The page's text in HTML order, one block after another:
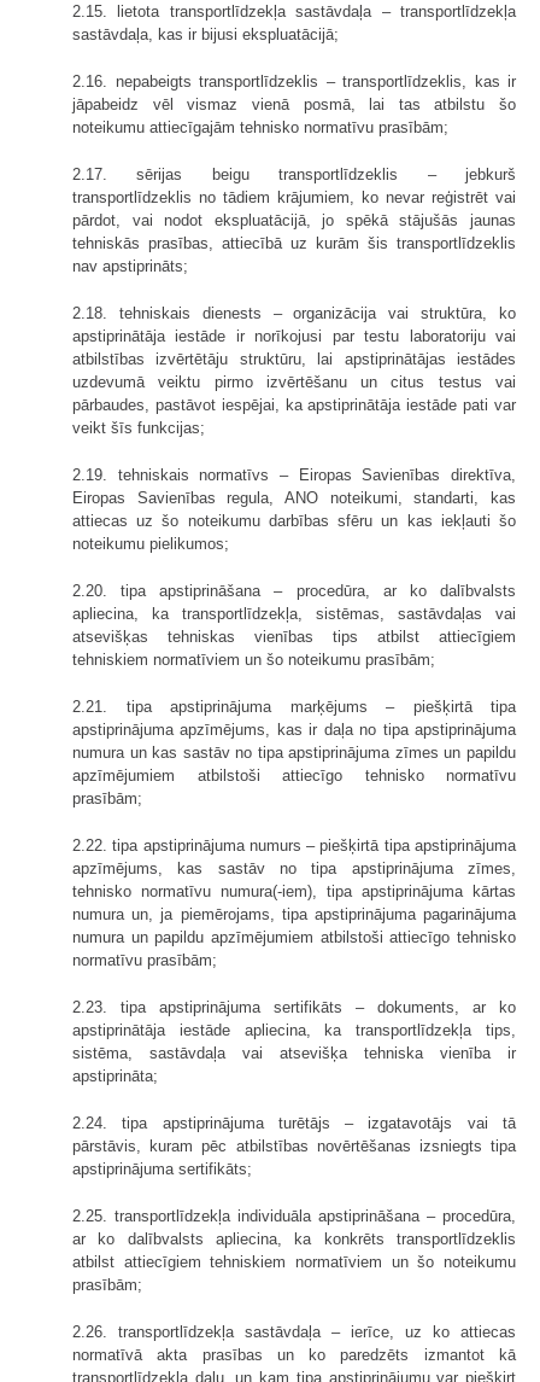
2.15. lietota transportlīdzekļa sastāvdaļa – transportlīdzekļa
sastāvdaļa, kas ir bijusi ekspluatācijā;
2.16. nepabeigts transportlīdzeklis – transportlīdzeklis, kas ir
jāpabeidz vēl vismaz vienā posmā, lai tas atbilstu šo
noteikumu attiecīgajām tehnisko normatīvu prasībām;
2.17. sērijas beigu transportlīdzeklis – jebkurš
transportlīdzeklis no tādiem krājumiem, ko nevar reģistrēt vai
pārdot, vai nodot ekspluatācijā, jo spēkā stājušās jaunas
tehniskās prasības, attiecībā uz kurām šis transportlīdzeklis
nav apstiprināts;
2.18. tehniskais dienests – organizācija vai struktūra, ko
apstiprinātāja iestāde ir norīkojusi par testu laboratoriju vai
atbilstības izvērtētāju struktūru, lai apstiprinātājas iestādes
uzdevumā veiktu pirmo izvērtēšanu un citus testus vai
pārbaudes, pastāvot iespējai, ka apstiprinātāja iestāde pati var
veikt šīs funkcijas;
2.19. tehniskais normatīvs – Eiropas Savienības direktīva,
Eiropas Savienības regula, ANO noteikumi, standarti, kas
attiecas uz šo noteikumu darbības sfēru un kas iekļauti šo
noteikumu pielikumos;
2.20. tipa apstiprināšana – procedūra, ar ko dalībvalsts
apliecina, ka transportlīdzekļa, sistēmas, sastāvdaļas vai
atsevišķas tehniskas vienības tips atbilst attiecīgiem
tehniskiem normatīviem un šo noteikumu prasībām;
2.21. tipa apstiprinājuma marķējums – piešķirtā tipa
apstiprinājuma apzīmējums, kas ir daļa no tipa apstiprinājuma
numura un kas sastāv no tipa apstiprinājuma zīmes un papildu
apzīmējumiem atbilstoši attiecīgo tehnisko normatīvu
prasībām;
2.22. tipa apstiprinājuma numurs – piešķirtā tipa apstiprinājuma
apzīmējums, kas sastāv no tipa apstiprinājuma zīmes,
tehnisko normatīvu numura(-iem), tipa apstiprinājuma kārtas
numura un, ja piemērojams, tipa apstiprinājuma pagarinājuma
numura un papildu apzīmējumiem atbilstoši attiecīgo tehnisko
normatīvu prasībām;
2.23. tipa apstiprinājuma sertifikāts – dokuments, ar ko
apstiprinātāja iestāde apliecina, ka transportlīdzekļa tips,
sistēma, sastāvdaļa vai atsevišķa tehniska vienība ir
apstiprināta;
2.24. tipa apstiprinājuma turētājs – izgatavotājs vai tā
pārstāvis, kuram pēc atbilstības novērtēšanas izsniegts tipa
apstiprinājuma sertifikāts;
2.25. transportlīdzekļa individuāla apstiprināšana – procedūra,
ar ko dalībvalsts apliecina, ka konkrēts transportlīdzeklis
atbilst attiecīgiem tehniskiem normatīviem un šo noteikumu
prasībām;
2.26. transportlīdzekļa sastāvdaļa – ierīce, uz ko attiecas
normatīvā akta prasības un ko paredzēts izmantot kā
transportlīdzekļa daļu, un kam tipa apstiprinājumu var piešķirt